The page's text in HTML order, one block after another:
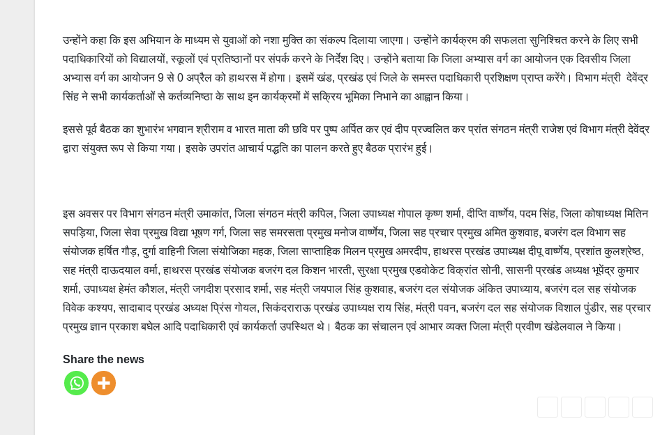
उन्होंने कहा कि इस अभियान के माध्यम से युवाओं को नशा मुक्ति का संकल्प दिलाया जाएगा। उन्होंने कार्यक्रम की सफलता सुनिश्चित करने के लिए सभी
पदाधिकारियों को विद्यालयों, स्कूलों एवं प्रतिष्ठानों पर संपर्क करने के निर्देश दिए। उन्होंने बताया कि जिला अभ्यास वर्ग का आयोजन एक दिवसीय जिला
अभ्यास वर्ग का आयोजन 9 से 0 अप्रैल को हाथरस में होगा। इसमें खंड, प्रखंड एवं जिले के समस्त पदाधिकारी प्रशिक्षण प्राप्त करेंगे। विभाग मंत्री देवेंद्र
सिंह ने सभी कार्यकर्ताओं से कर्तव्यनिष्ठा के साथ इन कार्यक्रमों में सक्रिय भूमिका निभाने का आह्वान किया।
इससे पूर्व बैठक का शुभारंभ भगवान श्रीराम व भारत माता की छवि पर पुष्प अर्पित कर एवं दीप प्रज्वलित कर प्रांत संगठन मंत्री राजेश एवं विभाग मंत्री देवेंद्र
द्वारा संयुक्त रूप से किया गया। इसके उपरांत आचार्य पद्धति का पालन करते हुए बैठक प्रारंभ हुई।
इस अवसर पर विभाग संगठन मंत्री उमाकांत, जिला संगठन मंत्री कपिल, जिला उपाध्यक्ष गोपाल कृष्ण शर्मा, दीप्ति वार्ष्णेय, पदम सिंह, जिला कोषाध्यक्ष मितिन
सपड़िया, जिला सेवा प्रमुख विद्या भूषण गर्ग, जिला सह समरसता प्रमुख मनोज वार्ष्णेय, जिला सह प्रचार प्रमुख अमित कुशवाह, बजरंग दल विभाग सह
संयोजक हर्षित गौड़, दुर्गा वाहिनी जिला संयोजिका महक, जिला साप्ताहिक मिलन प्रमुख अमरदीप, हाथरस प्रखंड उपाध्यक्ष दीपू वार्ष्णेय, प्रशांत कुलश्रेष्ठ,
सह मंत्री दाऊदयाल वर्मा, हाथरस प्रखंड संयोजक बजरंग दल किशन भारती, सुरक्षा प्रमुख एडवोकेट विक्रांत सोनी, सासनी प्रखंड अध्यक्ष भूपेंद्र कुमार
शर्मा, उपाध्यक्ष हेमंत कौशल, मंत्री जगदीश प्रसाद शर्मा, सह मंत्री जयपाल सिंह कुशवाह, बजरंग दल संयोजक अंकित उपाध्याय, बजरंग दल सह संयोजक
विवेक कश्यप, सादाबाद प्रखंड अध्यक्ष प्रिंस गोयल, सिकंदराराऊ प्रखंड उपाध्यक्ष राय सिंह, मंत्री पवन, बजरंग दल सह संयोजक विशाल पुंडीर, सह प्रचार
प्रमुख ज्ञान प्रकाश बघेल आदि पदाधिकारी एवं कार्यकर्ता उपस्थित थे। बैठक का संचालन एवं आभार व्यक्त जिला मंत्री प्रवीण खंडेलवाल ने किया।
Share the news